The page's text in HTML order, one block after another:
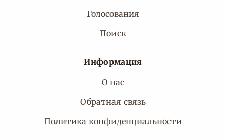
Голосования
Поиск
Информация
О нас
Обратная связь
Политика конфиденциальности